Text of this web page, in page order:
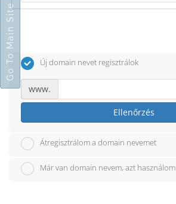
Új domain nevet regisztrálok
www.
Ellenőrzés
Átregisztrálom a domain nevemet
Már van domain nevem, azt használom
Go To Main Site